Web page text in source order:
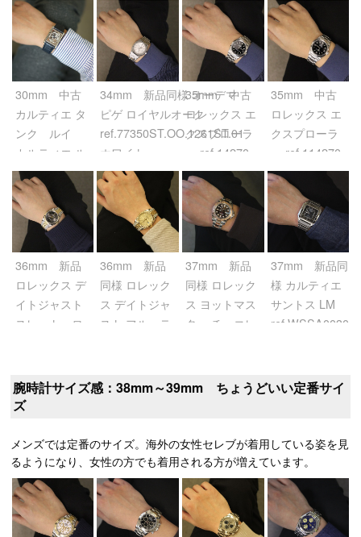
30mm 中古
カルティエ タ
ンク ルイ
カルティエ ル
イ カルティエ
サファイア ス
ケルトン
ref.W5310012
スケルトン
34mm 新品同様 オーデマ
ピゲ ロイヤルオーク
ref.77350ST.OO.1261ST.01
ホワイト
35mm 中古
ロレックス エ
クスプローラ
ー ref.14270
ブラック
35mm 中古
ロレックス エ
クスプローラ
ー ref.114270
ブラック
36mm 新品
ロレックス デ
イトジャスト
スレート ロ
レー/ローマン
36mm 新品
同様 ロレック
ス デイトジャ
スト フルーテ
シャンパン/パ
37mm 新品
同様 ロレック
ス ヨットマス
ター チョコレ
37mm 新品同
様 カルティエ
サントス LM
ref.WSSA0030
腕時計サイズ感：38mm～39mm ちょうどいい定番サイ
ズ
メンズでは定番のサイズ。海外の女性セレブが着用している姿を見
るようになり、女性の方でも着用される方が増えています。